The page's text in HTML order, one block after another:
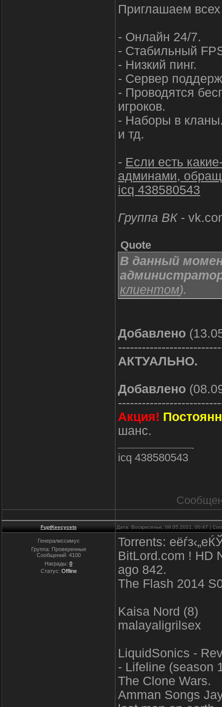
Приглашаем
- Онлайн 24/7.
- Стабильный
- Низкий пинг.
- Сервер
- Проводятся
игроков.
- Наборы в
и тд.
- Если есть
админами,
icq 438580543
Группа ВК -
Quote
В данный
клиентом).
Добавлено
АКТУАЛЬНО.
Добавлено
Акция!
шанс.
icq 438580543
FuptKeecycets Дата: Воскресенье, 09.05.2021, 00:47 |
Генералиссимус
Группа: Проверенные
Сообщений: 4100
Награды: 0
Статус: Offline
Torrents:
BitLord.com ! HD
ago 842.
The Flash 2014
Kaisa Nord (8)
malayaligrilsex
LiquidSonics -
- Lifeline (season
The Clone Wars.
Amman Songs